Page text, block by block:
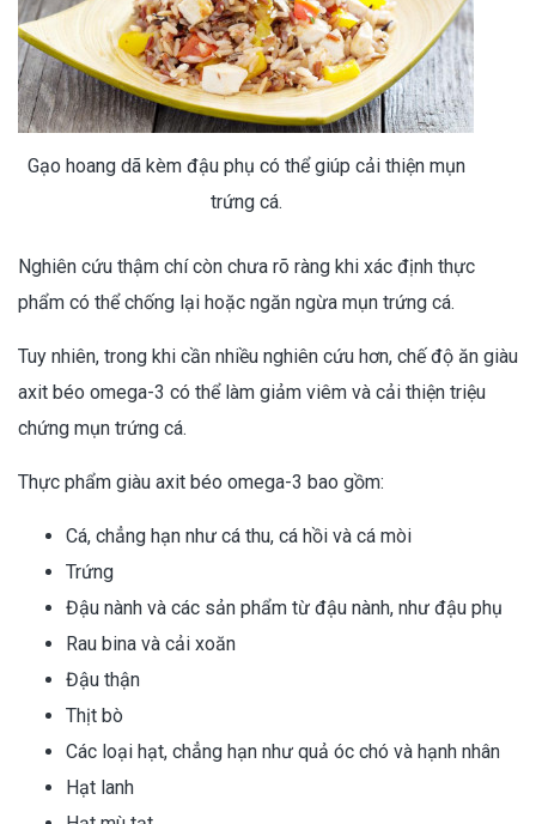
Gạo hoang dã kèm đậu phụ có thể giúp cải thiện mụn
trứng cá.
Nghiên cứu thậm chí còn chưa rõ ràng khi xác định thực
phẩm có thể chống lại hoặc ngăn ngừa mụn trứng cá.
Tuy nhiên, trong khi cần nhiều nghiên cứu hơn, chế độ ăn giàu
axit béo omega-3 có thể làm giảm viêm và cải thiện triệu
chứng mụn trứng cá.
Thực phẩm giàu axit béo omega-3 bao gồm:
Cá, chẳng hạn như cá thu, cá hồi và cá mòi
Trứng
Đậu nành và các sản phẩm từ đậu nành, như đậu phụ
Rau bina và cải xoăn
Đậu thận
Thịt bò
Các loại hạt, chẳng hạn như quả óc chó và hạnh nhân
Hạt lanh